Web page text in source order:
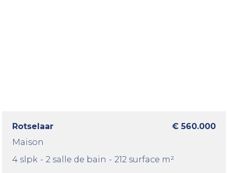
Rotselaar
€ 560.000
Maison
4 slpk - 2 salle de bain - 212 surface m²